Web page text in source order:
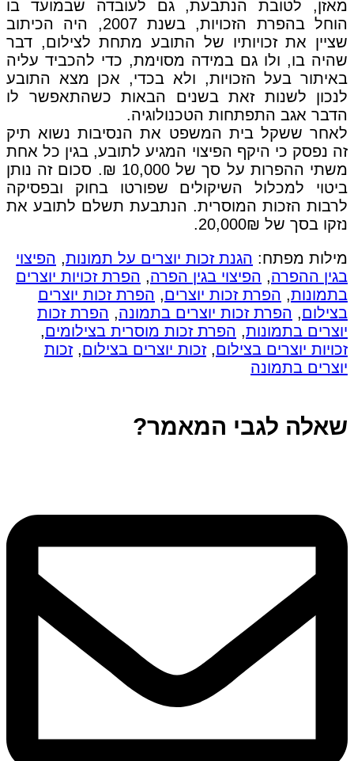
מאזן, לטובת הנתבעת, גם לעובדה שבמועד בו
הוחל בהפרת הזכויות, בשנת 2007, היה הכיתוב
שציין את זכויותיו של התובע מתחת לצילום, דבר
שהיה בו, ולו גם במידה מסוימת, כדי להכביד עליה
באיתור בעל הזכויות, ולא בכדי, אכן מצא התובע
לנכון לשנות זאת בשנים הבאות כשהתאפשר לו
הדבר אגב התפתחות הטכנולוגיה.
לאחר ששקל בית המשפט את הנסיבות נשוא תיק
זה נפסק כי היקף הפיצוי המגיע לתובע, בגין כל אחת
משתי ההפרות על סך של 10,000 ₪. סכום זה נותן
ביטוי למכלול השיקולים שפורטו בחוק ובפסיקה
לרבות הזכות המוסרית. הנתבעת תשלם לתובע את
נזקו בסך של 20,000₪.
מילות מפתח: הגנת זכות יוצרים על תמונות, הפיצוי
בגין ההפרה, הפיצוי בגין הפרה, הפרת זכויות יוצרים
בתמונות, הפרת זכות יוצרים, הפרת זכות יוצרים
בצילום, הפרת זכות יוצרים בתמונה, הפרת זכות
יוצרים בתמונות, הפרת זכות מוסרית בצילומים,
זכויות יוצרים בצילום,זכות יוצרים בצילום,זכות
יוצרים בתמונה
שאלה לגבי המאמר?